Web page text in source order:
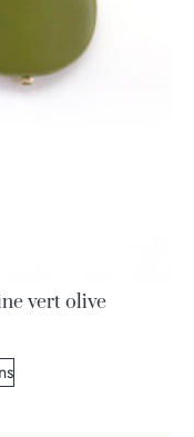
vert olive